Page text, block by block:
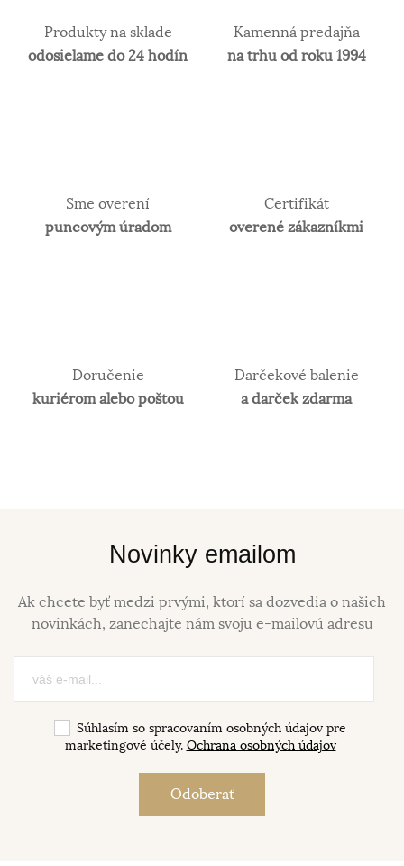
Produkty na sklade
odosielame do 24 hodín
Kamenná predajňa
na trhu od roku 1994
Sme overení
puncovým úradom
Certifikát
overené zákazníkmi
Doručenie
kuriérom alebo poštou
Darčekové balenie
a darček zdarma
Novinky emailom
Ak chcete byť medzi prvými, ktorí sa dozvedia o našich
novinkách, zanechajte nám svoju e-mailovú adresu
Súhlasím so spracovaním osobných údajov pre
marketingové účely. Ochrana osobných údajov